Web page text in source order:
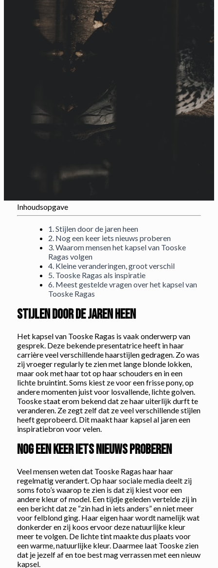
Inhoudsopgave
1. Stijlen door de jaren heen
2. Nog een keer iets nieuws proberen
3. Waarom mensen het kapsel van Tooske
Ragas volgen
4. Kleine veranderingen, groot verschil
5. Tooske Ragas als inspiratie
6. Meest gestelde vragen over het kapsel van
Tooske Ragas
Stijlen door de jaren heen
Het kapsel van Tooske Ragas is vaak onderwerp van
gesprek. Deze bekende presentatrice heeft in haar
carrière veel verschillende haarstijlen gedragen. Zo was
zij vroeger regularly te zien met lange blonde lokken,
maar ook met haar tot op haar schouders en in een
lichte bruintint. Soms kiest ze voor een frisse pony, op
andere momenten juist voor losvallende, lichte golven.
Tooske staat erom bekend dat ze haar uiterlijk durft te
veranderen. Ze zegt zelf dat ze veel verschillende stijlen
heeft geprobeerd. Dit maakt haar kapsel al jaren een
inspiratiebron voor velen.
Nog een keer iets nieuws proberen
Veel mensen weten dat Tooske Ragas haar haar
regelmatig verandert. Op haar sociale media deelt zij
soms foto’s waarop te zien is dat zij kiest voor een
andere kleur of model. Een tijdje geleden vertelde zij in
een bericht dat ze “zin had in iets anders” en niet meer
voor felblond ging. Haar eigen haar wordt namelijk wat
donkerder en zij koos ervoor deze natuurlijke kleur
meer te volgen. De lichte tint maakte dus plaats voor
een warme, natuurlijke kleur. Daarmee laat Tooske zien
dat je jezelf af en toe best mag verrassen met een nieuw
kapsel.